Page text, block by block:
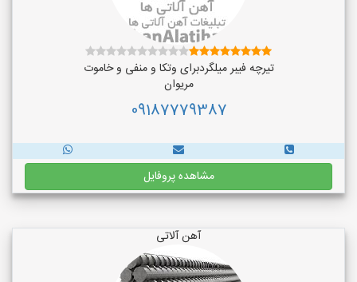
تیرچه فیبر میلگردبرای وتکا و منفی و خاموت
مریوان
09187779387
مشاهده پروفایل
آهن آلاتی